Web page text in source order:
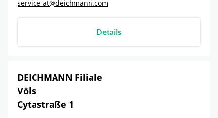
service-at@deichmann.com
Details
DEICHMANN Filiale
Völs
Cytastraße 1